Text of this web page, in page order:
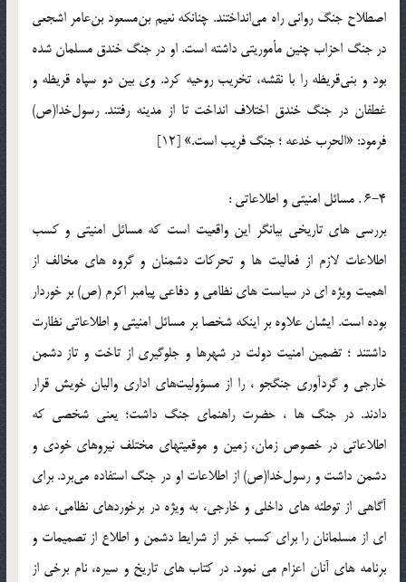
اصطلاح جنگ رواني راه مي‌انداختند. چنانکه نعيم بن‌مسعود بن‌عامر اشجعي
در جنگ احزاب چنين مأموريتي داشته است. او در جنگ خندق مسلمان شده
بود و بني‌قريظه را با نقشه، تخريب روحيه كرد. وي بين دو سپاه قريظه و
غطفان در جنگ خندق اختلاف انداخت تا از مدينه رفتند. رسول‌خدا(ص)
فرمود: «الحرب خدعه ؛ جنگ فريب است.» [12]
6-4 . مسائل امنيتي و اطلاعاتي :
بررسي هاي تاريخي بيانگر اين واقعيت است که مسائل امنيتي و کسب
اطلاعات لازم از فعاليت ها و تحرکات دشمنان و گروه هاي مخالف از
اهميت ويژه اي در سياست هاي نظامي و دفاعي پيامبر اکرم (ص) بر خوردار
بوده است. ايشان علاوه بر اينکه شخصا بر مسائل امنيتي و اطلاعاتي نظارت
داشتند ؛ تضمين امنيت دولت در شهرها و جلوگيرى از تاخت و تاز دشمن
خارجى و گردآورى جنگجو ، را از مسؤوليت‌هاى ادارى واليان خويش قرار
دادند. در جنگ ها ، حضرت راهنماي جنگ داشت؛ يعني شخصي كه
اطلاعاتي در خصوص زمان، زمين و موقعيتهاي مختلف نيروهاي خودي و
دشمن داشت و رسول‌خدا(ص) از اطلاعات او در جنگ استفاده مي‌برد. براى
آگاهى از توطئه هاى داخلى و خارجى، به ويژه در برخوردهاى نظامى، عده
اى از مسلمانان را براى كسب خبر از شرايط دشمن و اطلاع از تصميمات و
برنامه هاى آنان اعزام مى نمود. در كتاب هاى تاريخ و سيره، نام برخى از